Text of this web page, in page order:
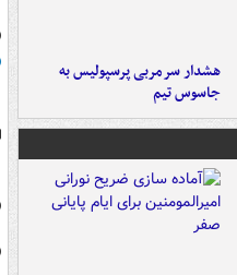
هشدار سرمربی پرسپولیس به
جاسوس تیم